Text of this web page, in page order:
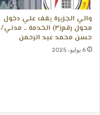
والي الجزيرة يقف علي دخول
محول رقم(٣) الخدمة ــ مدني/
حسن محمد عبد الرحمن
6 يوليو، 2025